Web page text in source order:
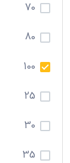
70
80
100
25
30
35